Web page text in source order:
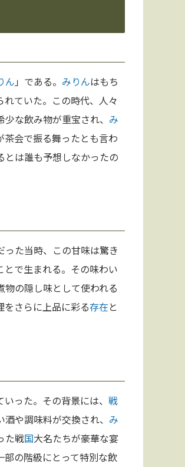
ん 」である。 みりんはもち
ていた。この時代、人々
な飲み物が重宝され、 み
茶会で振る舞ったとも言わ
とは誰も予想しなかったの
った当時、この甘味は驚き
で生まれる。その味わい
の隠し味として使われる
をさらに上品に彩る存在と
った。その背景には、 戦
や調味料が交換され、 み
た戦国大名たちが豪華な宴
部の階級にとって特別な飲